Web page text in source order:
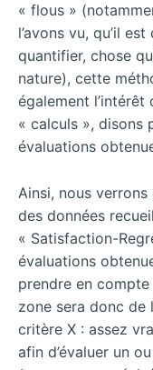
« flous »
l’avons vu, qu’il
quantifier, chose
nature), cette
également
« calculs », disons
évaluations
Ainsi, nous
des données
« Satisfaction-
évaluations
prendre en compte
zone sera donc de
critère X : assez
afin d’évaluer un